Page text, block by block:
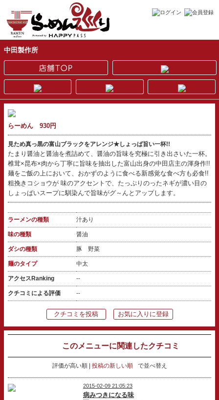
中田製作所
らーめん 930円
見ため真っ黒の富山ブラックをアレンジ★しょっぱ旨い一杯!!
たまり醤油と醤油を煮詰めて、醤油の旨味を究極に引き出さいた一杯。
椎茸×昆布×肉から丁寧に旨味を抽出した富山出身の中田店主の渾身作!!
麺をご飯の上において、おかずのように食べる新感覚な食べ方も必食!!
粗挽きコショウが 味のアクセントで、たっぷりのったネギが濃い目の
しょっぱいスープに馴染んで旨味がグ～んとアップします。
ラーメンの種類 汁あり
味の種類 醤油
ダシの種類 豚 野菜
麺のタイプ 中太
アクセスRanking --
クチコミによる評価 --
クチコミを投稿 お気に入りに登録
このメニューに関連したクチコミ
評価が高い順 投稿の新しい順 で並べ替え
2015-02-09 21:05:23
病みつきになる味